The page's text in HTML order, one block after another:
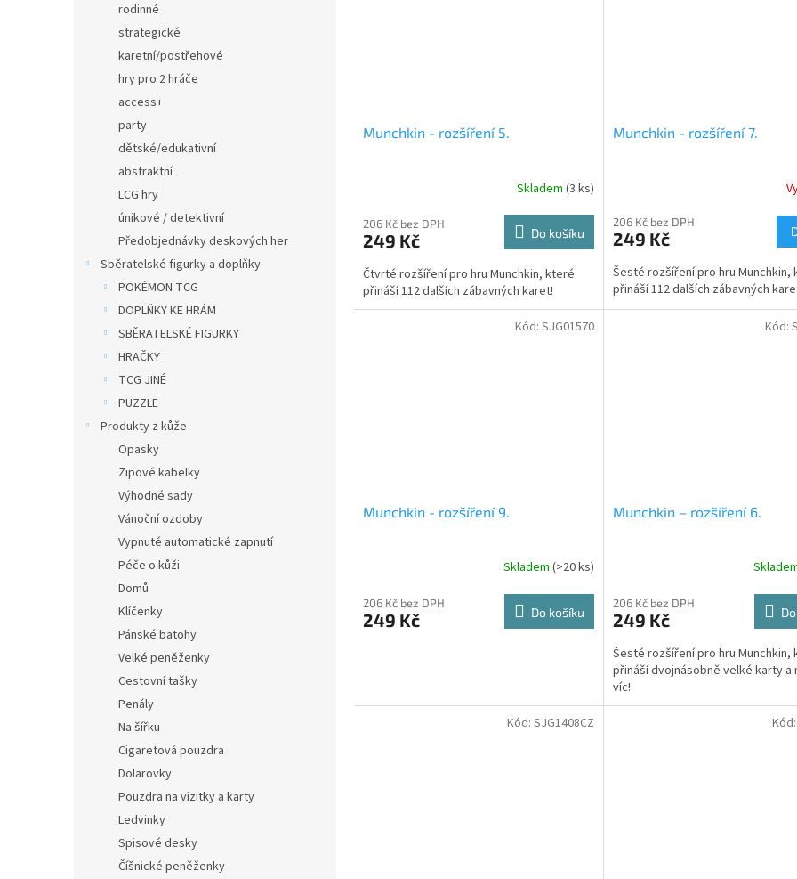
rodinné
strategické
karetní/postřehové
hry pro 2 hráče
access+
party
dětské/edukativní
abstraktní
LCG hry
únikové / detektivní
Předobjednávky deskových her
Sběratelské figurky a doplňky
POKÉMON TCG
DOPLŇKY KE HRÁM
SBĚRATELSKÉ FIGURKY
HRAČKY
TCG JINÉ
PUZZLE
Produkty z kůže
Opasky
Zipové kabelky
Výhodné sady
Vánoční ozdoby
Vypnuté automatické zapnutí
Péče o kůži
Domů
Klíčenky
Pánské batohy
Velké peněženky
Cestovní tašky
Penály
Na šířku
Cigaretová pouzdra
Dolarovky
Pouzdra na vizitky a karty
Ledvinky
Spisové desky
Číšnické peněženky
Munchkin - rozšíření 5.
Skladem (3 ks)
206 Kč bez DPH
249 Kč Do košíku
Čtvrté rozšíření pro hru Munchkin, které
přináší 112 dalších zábavných karet!
Munchkin - rozšíření 7.
206 Kč bez DPH
249 Kč
Šesté rozšíření pro hru Munchkin,
přináší 112 dalších zábavných
Munchkin - rozšíření 9.
Skladem (>20 ks)
206 Kč bez DPH
249 Kč Do košíku
Kód: SJG01570
Munchkin – rozšíření 6.
206 Kč bez DPH
249 Kč
Šesté rozšíření pro hru Munchkin,
přináší dvojnásobně velké karty a
víc!
Kód:
Kód: SJG1408CZ Kód: